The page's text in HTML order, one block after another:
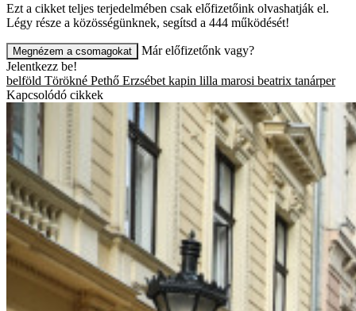
Ezt a cikket teljes terjedelmében csak előfizetőink olvashatják el.
Légy része a közösségünknek, segítsd a 444 működését!
Megnézem a csomagokat
Már előfizetőnk vagy?
Jelentkezz be!
belföld Törökné Pethő Erzsébet kapin lilla marosi beatrix tanárper
Kapcsolódó cikkek